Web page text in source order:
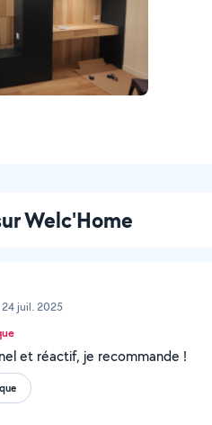
Welc'Home
juil. 2025
et réactif, je recommande !